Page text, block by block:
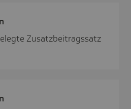
Zusatzbeitragssatz